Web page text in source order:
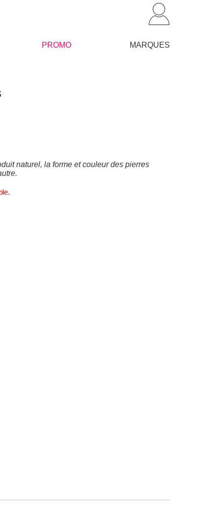
PROMO MARQUES
naturel, la forme et couleur des pierres